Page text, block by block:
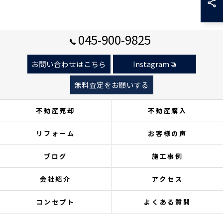
045-900-9825
お問い合わせはこちら
Instagram
無料査定をお願いする
不動産売却 不動産購入
リフォーム お客様の声
ブログ 施工事例
会社紹介 アクセス
コンセプト よくある質問